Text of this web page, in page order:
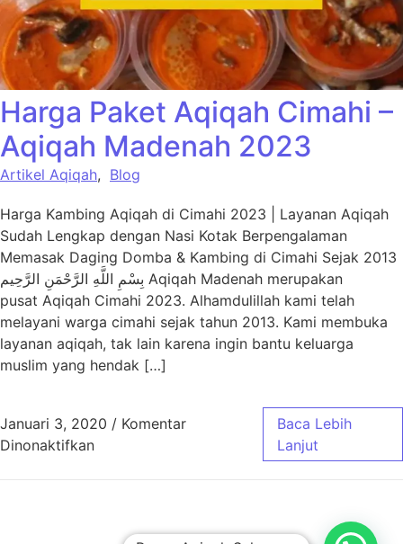
Harga Paket Aqiqah Cimahi –
Aqiqah Madenah 2023
Artikel Aqiqah, Blog
Harga Kambing Aqiqah di Cimahi 2023 | Layanan Aqiqah
Sudah Lengkap dengan Nasi Kotak Berpengalaman
Memasak Daging Domba & Kambing di Cimahi Sejak 2013
بِسْمِ اللَّهِ الرَّحْمَنِ الرَّحِيم Aqiqah Madenah merupakan
pusat Aqiqah Cimahi 2023. Alhamdulillah kami telah
melayani warga cimahi sejak tahun 2013. Kami membuka
layanan aqiqah, tak lain karena ingin bantu keluarga
muslim yang hendak […]
Januari 3, 2020 / Komentar
Dinonaktifkanpada Harga Paket Aqiqah Cimahi – Aqiqah
Baca Lebih
Lanjut